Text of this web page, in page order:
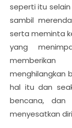
seperti itu selain
sambil
serta meminta
yang
menghilangkan
hal itu dan
bencana,
menyesatkan